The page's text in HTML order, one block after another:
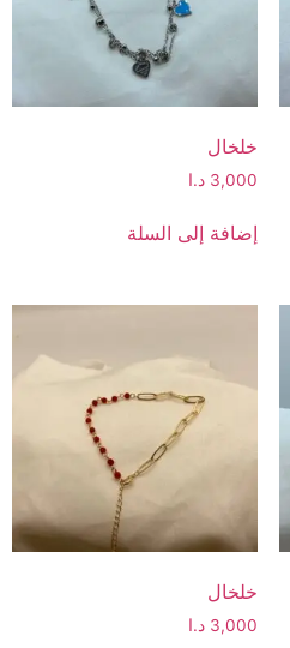
خلخال
3,000 د.ا
إضافة إلى السلة
خلخال
3,000 د.ا